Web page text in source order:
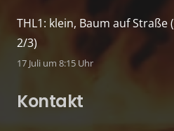
THL1: klein, Baum auf Straße
2/3)
17 Juli um 8:15 Uhr
Kontakt